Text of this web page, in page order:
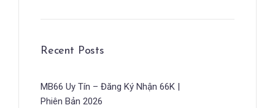
Recent Posts
MB66 Uy Tín – Đăng Ký Nhận 66K |
Phiên Bản 2026